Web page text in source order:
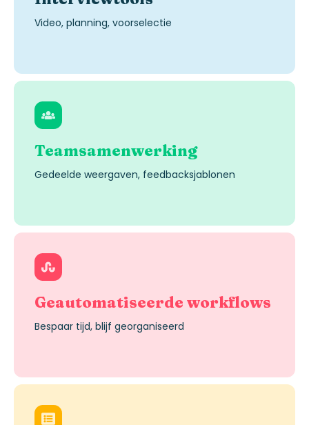
Video, planning, voorselectie
Teamsamenwerking
Gedeelde weergaven, feedbacksjablonen
Geautomatiseerde workflows
Bespaar tijd, blijf georganiseerd